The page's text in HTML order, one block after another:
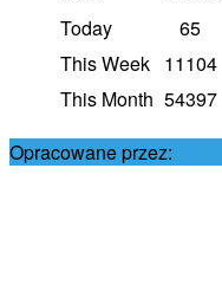
Today
65
This Week 11104
This Month 54397
Opracowane przez: